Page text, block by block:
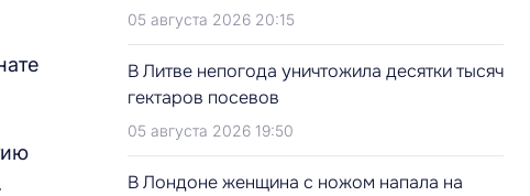
05 августа 2026 20:15
В Литве непогода уничтожила десятки тысяч
гектаров посевов
05 августа 2026 19:50
В Лондоне женщина с ножом напала на